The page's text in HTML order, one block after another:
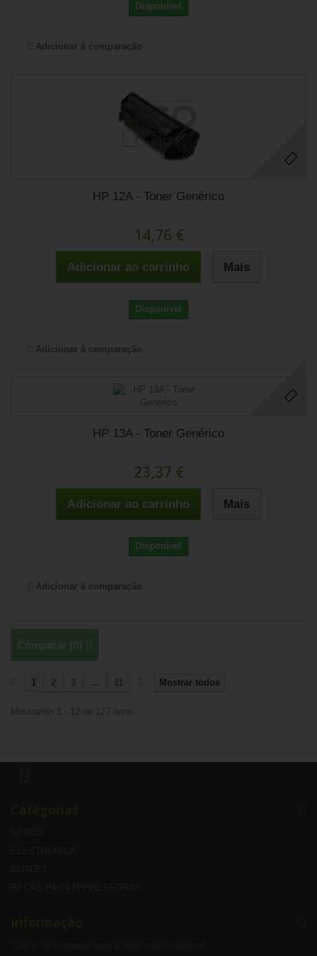
Disponível
Adicionar à comparação
HP 12A - Toner Genérico
14,76 €
Adicionar ao carrinho Mais
Disponível
Adicionar à comparação
HP 13A - Toner Genérico
23,37 €
Adicionar ao carrinho Mais
Disponível
Adicionar à comparação
Comparar (0 )
Mostrar todos
1 2 3 ... 11
Mostrando 1 - 12 de 127 itens